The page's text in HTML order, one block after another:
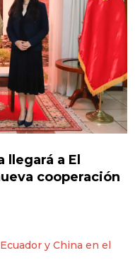
a El
cooperación